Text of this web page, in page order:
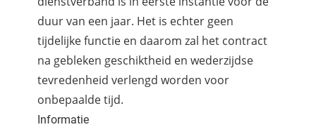
duur van een jaar. Het is echter geen
tijdelijke functie en daarom zal het contract
na gebleken geschiktheid en wederzijdse
tevredenheid verlengd worden voor
onbepaalde tijd.
Informatie